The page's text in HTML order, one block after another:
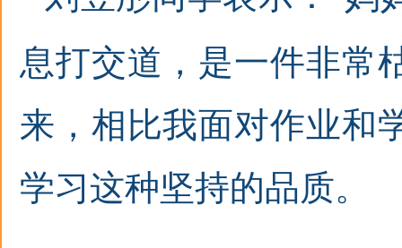
息打交道，是一件非常
来，相比我面对作业和
学习这种坚持的品质。